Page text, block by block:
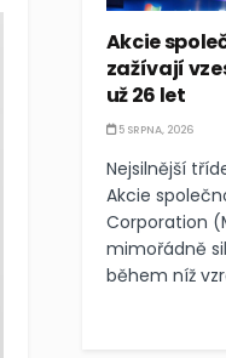
Akcie
zažívají
už 26 let
5 SRPNA, 2026
Nejsilnější
Akcie
Corporation
mimořádně
během níž